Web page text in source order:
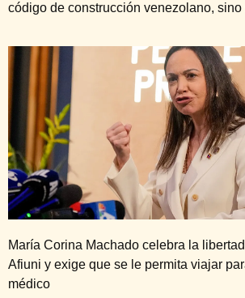
código de construcción venezolano,
María Corina Machado celebra la
Afiuni y exige que se le permita viajar
médico